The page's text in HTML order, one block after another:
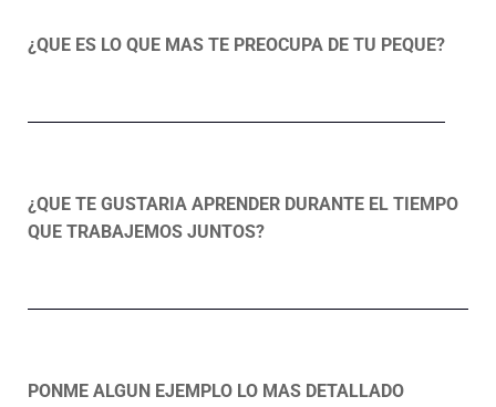
¿QUE ES LO QUE MAS TE PREOCUPA DE TU PEQUE?
¿QUE TE GUSTARIA APRENDER DURANTE EL TIEMPO
QUE TRABAJEMOS JUNTOS?
PONME ALGUN EJEMPLO LO MAS DETALLADO